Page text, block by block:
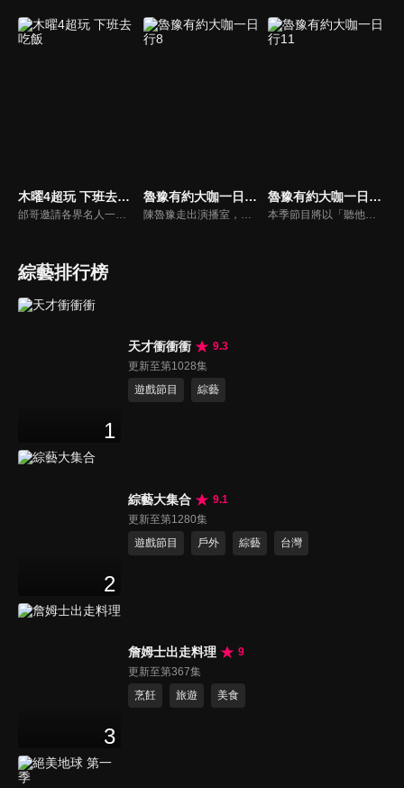
木曜4超玩 下班去吃飯 魯豫有約大咖一日行8 魯豫有約大咖一日行11
綜藝排行榜
1
天才衝衝衝
9.3
更新至第1028集
遊戲節目
綜藝
2
綜藝大集合
9.1
更新至第1280集
遊戲節目
戶外 綜藝 台灣
3
詹姆士出走料理
9
更新至第367集
烹飪
旅遊 美食